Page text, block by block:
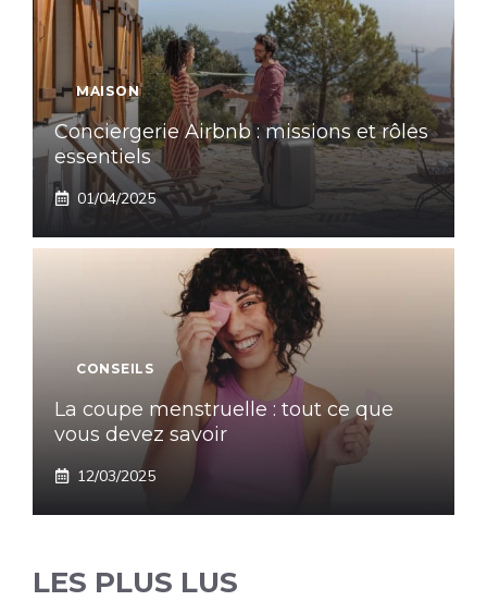
MAISON
Conciergerie Airbnb : missions et rôles
essentiels
01/04/2025
CONSEILS
La coupe menstruelle : tout ce que
vous devez savoir
12/03/2025
LES PLUS LUS